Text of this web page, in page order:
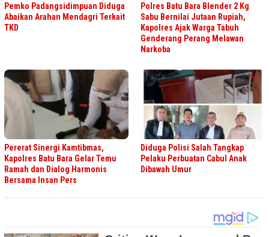
Pemko Padangsidimpuan Diduga
Abaikan Arahan Mendagri Terkait
TKD
Polres Batu Bara Blender 2 Kg
Sabu Bernilai Jutaan Rupiah,
Kapolres Ajak Warga Tabuh
Genderang Perang Melawan
Narkoba
Pererat Sinergi Kamtibmas,
Kapolres Batu Bara Gelar Temu
Ramah dan Dialog Harmonis
Bersama Insan Pers
Diduga Polisi Salah Tangkap
Pelaku Perbuatan Cabul Anak
Dibawah Umur